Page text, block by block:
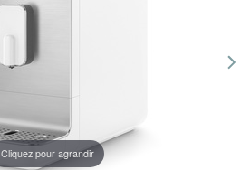
Cliquez pour agrandir